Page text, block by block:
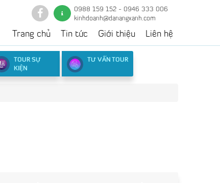
0988 159 152 - 0946 333 006
kinhdoanh@danangxanh.com
Trang chủ Tin tức Giới thiệu Liên hệ
TOUR SỰ
KIỆN
TƯ VẤN TOUR